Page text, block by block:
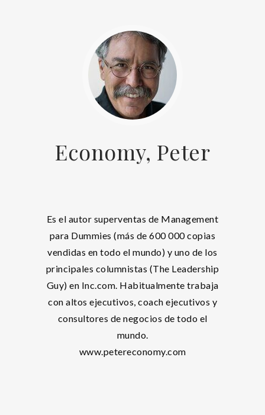
Economy, Peter
Es el autor superventas de Management
para Dummies (más de 600 000 copias
vendidas en todo el mundo) y uno de los
principales columnistas (The Leadership
Guy) en Inc.com. Habitualmente trabaja
con altos ejecutivos, coach ejecutivos y
consultores de negocios de todo el
mundo.
www.petereconomy.com